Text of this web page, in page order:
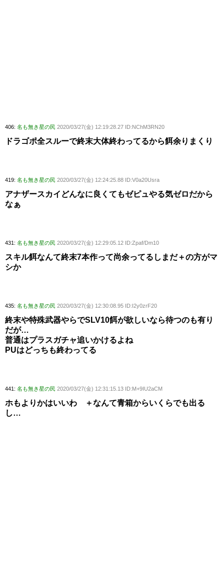
406: 名も無き星の民 2020/03/27(金) 12:19:28.27 ID:NChM3RN20
ドラゴポ全スルーで終末大体終わってるから餌余りまくり
419: 名も無き星の民 2020/03/27(金) 12:24:25.88 ID:V0a20Usra
アナザースカイどんなに良くてもゼピュやる気ゼロだから
なぁ
431: 名も無き星の民 2020/03/27(金) 12:29:05.12 ID:Zpaf/Dm10
スキル餌なんて終末7本作って尚余ってるしまだ＋の方がマ
シか
435: 名も無き星の民 2020/03/27(金) 12:30:08.95 ID:I2y0zrF20
終末や特殊武器やらでSLV10餌が欲しいなら待つのも有り
だが…
普通はプラスガチャ追いかけるよね
PUはどっちも終わってる
441: 名も無き星の民 2020/03/27(金) 12:31:15.13 ID:M+9IU2aCM
ホもよりかはいいわ ＋なんて青箱からいくらでも出る
し…